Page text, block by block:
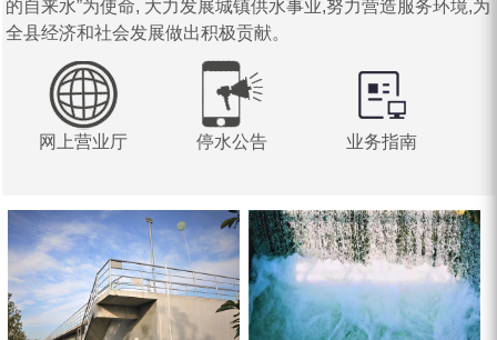
的自来水”为使命, 大力发展城镇供水事业,努力营造服务环境,为
全县经济和社会发展做出积极贡献。
网上营业厅 停水公告 业务指南